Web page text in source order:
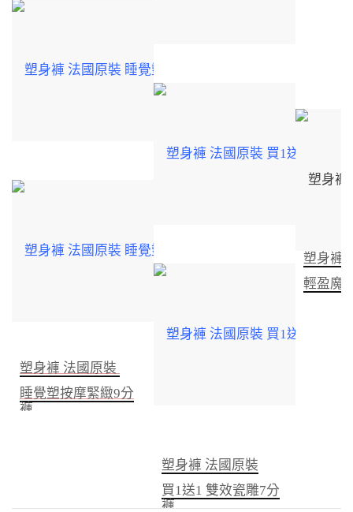
塑身褲 法國原裝
睡覺塑按摩緊緻9分
褲
塑身褲 法國原裝
買1送1 雙效瓷雕7分
褲
塑身褲
輕盈魔